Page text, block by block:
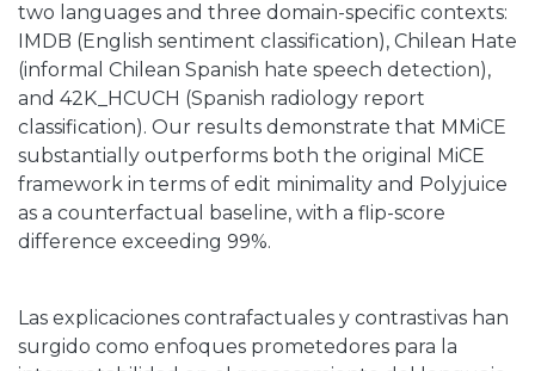
two languages and three domain-specific contexts:
IMDB (English sentiment classification), Chilean Hate
(informal Chilean Spanish hate speech detection),
and 42K_HCUCH (Spanish radiology report
classification). Our results demonstrate that MMiCE
substantially outperforms both the original MiCE
framework in terms of edit minimality and Polyjuice
as a counterfactual baseline, with a flip-score
difference exceeding 99%.
Las explicaciones contrafactuales y contrastivas han
surgido como enfoques prometedores para la